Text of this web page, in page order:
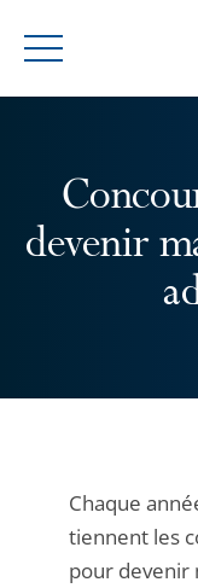
Menu
devenir
Chaque
tiennent les
pour devenir